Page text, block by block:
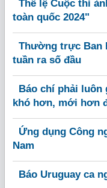
Thể lệ Cuộc thi
toàn quốc 2024"
Thường trực Ban
tuần ra số đầu
Báo chí phải luôn
khó hơn, mới hơn
Ứng dụng Công
Nam
Báo Uruguay ca